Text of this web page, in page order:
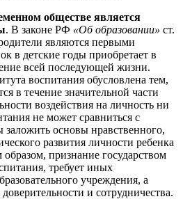
обществе является
. В законе РФ «Об образовании» ст.
являются первыми
в детские годы приобретает в
всей последующей жизни.
воспитания обусловлена тем,
в течение значительной части
воздействия на личность ни
не может сравниться с
заложить основы нравственного,
развития личности ребенка
образом, признание государством
требует иных
учреждения, а
доверительности и сотрудничества.